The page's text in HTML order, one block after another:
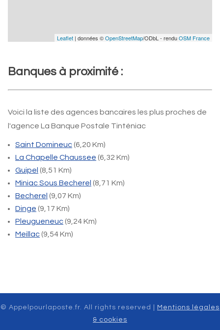
Leaflet | données ©OpenStreetMap/ODbL - renduOSM France
Banques à proximité :
Voici la liste des agences bancaires les plus proches de
l'agence La Banque Postale Tinténiac
Saint Domineuc(6,20 Km)
La Chapelle Chaussee (6,32 Km)
Guipel (8,51 Km)
Miniac Sous Becherel (8,71 Km)
Becherel (9,07 Km)
Dinge (9,17 Km)
Pleugueneuc(9,24 Km)
Meillac(9,54 Km)
© Appelpourlaposte.fr. All rights reserved |
Mentions légales
& cookies